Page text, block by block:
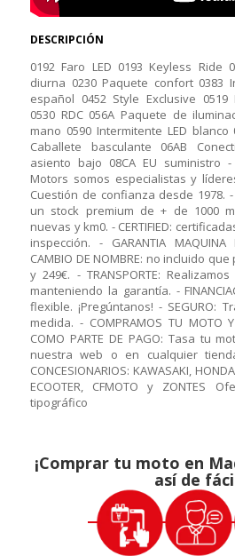
DESCRIPCIÓN
0192 Faro LED 0193 Keyless Ride
diurna 0230 Paquete confort 0383
español 0452 Style Exclusive 0519
0530 RDC 056A Paquete de
mano 0590 Intermitente LED
Caballete basculante 06AB
asiento bajo 08CA EU suministro -
Motors somos especialistas y
Cuestión de confianza desde 1978.
un stock premium de + de 1000
nuevas y km0. - CERTIFIED:
inspección. - GARANTIA
CAMBIO DE NOMBRE: no incluido
y 249€. - TRANSPORTE:
manteniendo la garantía. -
flexible. ¡Pregúntanos! - SEGURO:
medida. - COMPRAMOS TU MOTO
COMO PARTE DE PAGO: Tasa tu
nuestra web o en cualquier tienda
CONCESIONARIOS: KAWASAKI,
ECOOTER, CFMOTO y ZONTES
tipográfico
¡Comprar tu moto en
así de